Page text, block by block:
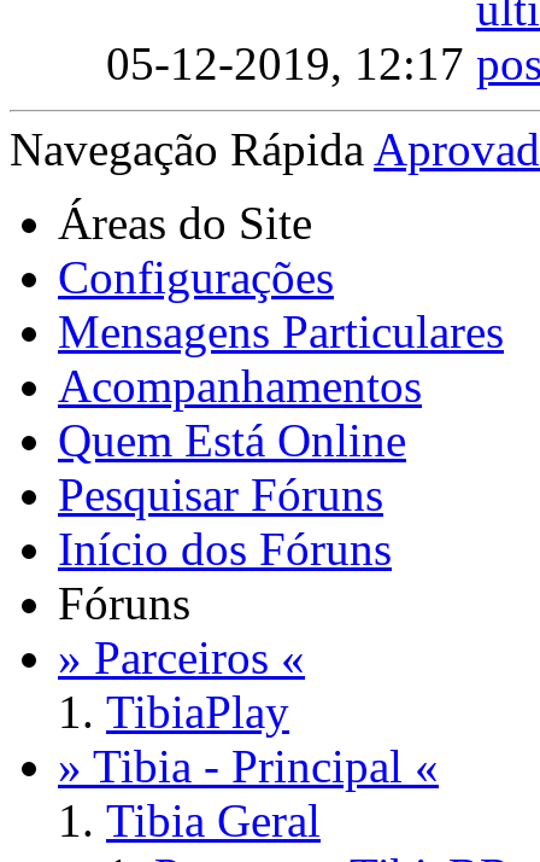
05-12-2019, 12:17
Navegação Rápida
Áreas do Site
Configurações
Mensagens Particulares
Acompanhamentos
Quem Está Online
Pesquisar Fóruns
Início dos Fóruns
Fóruns
» Parceiros «
TibiaPlay
» Tibia - Principal «
Tibia Geral